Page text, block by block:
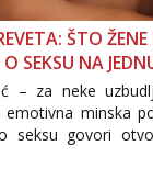
ŠTO
SEKSU NA
– za neke
emotivna minska
seksu govori
i dalje izaziva